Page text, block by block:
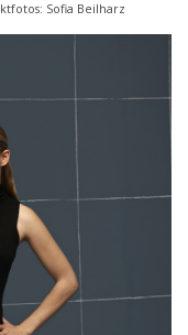
Sofia Beilharz